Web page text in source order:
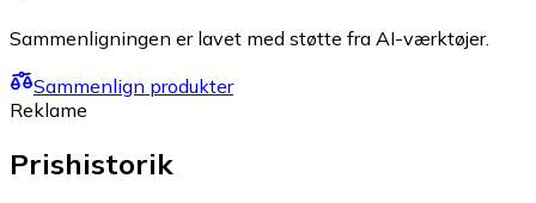
Sammenligningen er lavet med støtte fra AI-værktøjer.
Sammenlign produkter
Reklame
Prishistorik